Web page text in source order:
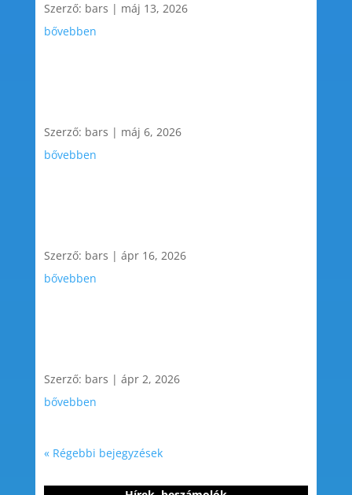
Szerző: bars | máj 13, 2026
bővebben
Szerző: bars | máj 6, 2026
bővebben
Szerző: bars | ápr 16, 2026
bővebben
Szerző: bars | ápr 2, 2026
bővebben
« Régebbi bejegyzések